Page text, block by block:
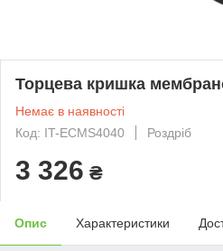
Торцева кришка
Немає в наявності
Код: IT-ECMS4040
Роздріб
3 326 ₴
Опис Характеристики